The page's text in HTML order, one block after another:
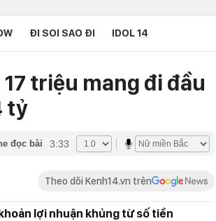
ĐI SOI SAO ĐI IDOL 14
triệu mang đi đầu
tỷ
đọc bài 3:33
Theo dõi Kenh14.vn trên
lợi nhuận khủng từ số tiền